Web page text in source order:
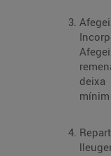
Incorpora-
deixa
mínim